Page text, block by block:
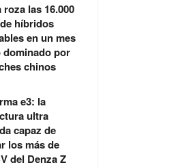
roza las 16.000
híbridos
en un mes
dominado por
chinos
e3: la
ultra
capaz de
los más de
del Denza Z